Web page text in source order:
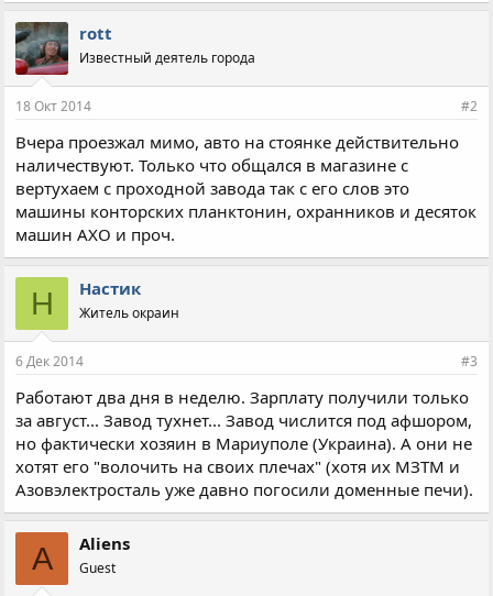
rott
Известный деятель города
18 Окт 2014 #2
Вчера проезжал мимо, авто на стоянке действительно
наличествуют. Только что общался в магазине с
вертухаем с проходной завода так с его слов это
машины конторских планктонин, охранников и десяток
машин АХО и проч.
Н Настик
Житель окраин
6 Дек 2014 #3
Работают два дня в неделю. Зарплату получили только
за август... Завод тухнет... Завод числится под афшором,
но фактически хозяин в Мариуполе (Украина). А они не
хотят его "волочить на своих плечах" (хотя их МЗТМ и
Азовэлектросталь уже давно погосили доменные печи).
A Aliens
Guest